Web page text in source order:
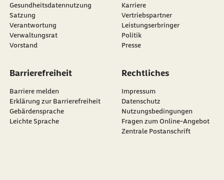
Gesundheitsdatennutzung
Satzung
Verantwortung
Verwaltungsrat
Vorstand
Karriere
Vertriebspartner
Leistungserbringer
Politik
Presse
Barrierefreiheit
Barriere melden
Erklärung zur Barrierefreiheit
Gebärdensprache
Leichte Sprache
Rechtliches
Impressum
Datenschutz
Nutzungsbedingungen
Fragen zum Online-Angebot
Zentrale Postanschrift